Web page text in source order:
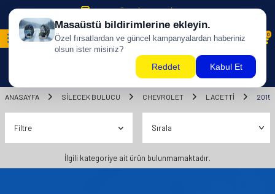
500 TL ÜZERİ KARGO BİZDEN !
0
ANASAYFA SILECEK BULUCU CHEVROLET LACETTİ 2015
Filtre
İlgili kategoriye ait ürün bulunmamaktadır.